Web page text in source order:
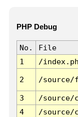
PHP Debug
No. File
1
/
2 /source/
3 /source/
4
/source/